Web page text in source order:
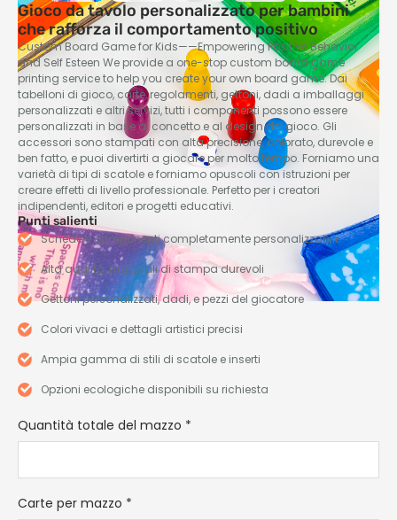
Gioco da tavolo personalizzato per bambini
che rafforza il comportamento positivo
Custom Board Game for Kids——Empowering Positive Behavior
and Self Esteen We provide a one-stop custom board game
printing service to help you create your own board game. Dai
tabelloni di gioco, carte, regolamenti, gettoni, dadi a imballaggi
personalizzati e altri servizi, tutti i componenti possono essere
personalizzati in base al concetto e al design del gioco. Gli
accessori sono stampati con alta precisione, colorato, durevole e
ben fatto, e puoi divertirti a giocare per molto tempo. Forniamo una
varietà di tipi di scatole e forniamo opuscoli con istruzioni per
creare effetti di livello professionale. Perfetto per i creatori
indipendenti, editori e progetti educativi.
Punti salienti
Schede e componenti completamente personalizzabili
Alta qualità, materiali di stampa durevoli
Gettoni personalizzati, dadi, e pezzi del giocatore
Colori vivaci e dettagli artistici precisi
Ampia gamma di stili di scatole e inserti
Opzioni ecologiche disponibili su richiesta
Quantità totale del mazzo *
Carte per mazzo *